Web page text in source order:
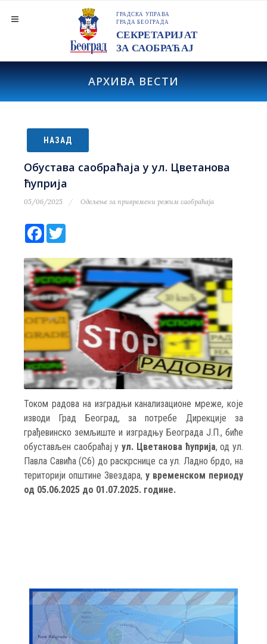
АРХИВА ВЕСТИ
НАЗАД
Обустава саобраћаја у ул. Цветанова
ћуприја
05/06/2025 Одељење за привремени режим саобраћаја
Facebook
Током радова на изградњи канализационе мреже, које
изводи Град Београд, за потребе Дирекцијe за
грађевинско земљиште и изградњу Београда Ј.П., биће
обустављен саобраћај уул. Цветанова ћуприја, од ул.
Павла Савића (С6) до раскрснице са ул. Ладно брдо, на
територији општине Звездара, у временском периоду
од 05.06.2025 до 01.07.2025. године.